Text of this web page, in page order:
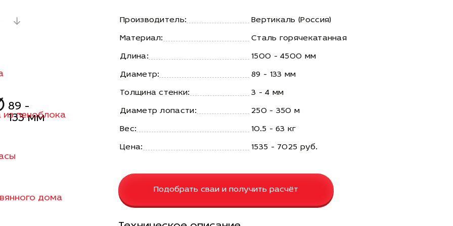
из пеноблока
дома
89 -
133 мм
Производитель: Вертикаль (Россия)
Материал: Сталь горячекатанная
Длина: 1500 - 4500 мм
Диаметр: 89 - 133 мм
Толщина стенки: 3 - 4 мм
Диаметр лопасти: 250 - 350 м
Вес: 10.5 - 63 кг
Цена: 1535 - 7025 руб.
Подобрать сваи и получить расчёт